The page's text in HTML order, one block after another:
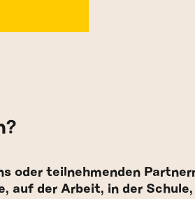
oder teilnehmenden
auf der Arbeit, in der